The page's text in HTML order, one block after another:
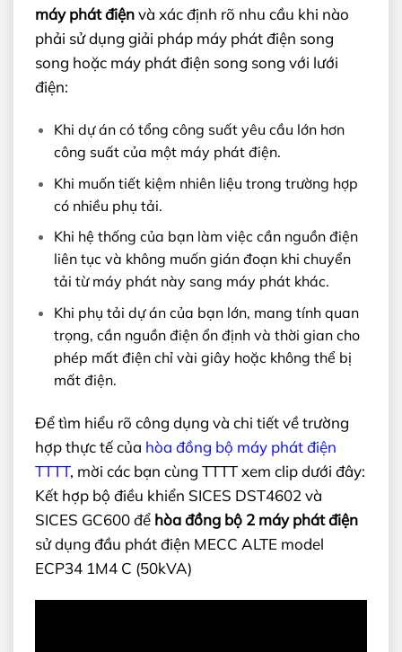
máy phát điệnvà xác định rõ nhu cầu khi nào
phải sử dụng giải pháp máy phát điện song
song hoặc máy phát điện song song với lưới
điện:
Khi dự án có tổng công suất yêu cầu lớn hơn
công suất của một máy phát điện.
Khi muốn tiết kiệm nhiên liệu trong trường hợp
có nhiều phụ tải.
Khi hệ thống của bạn làm việc cần nguồn điện
liên tục và không muốn gián đoạn khi chuyển
tải từ máy phát này sang máy phát khác.
Khi phụ tải dự án của bạn lớn, mang tính quan
trọng, cần nguồn điện ổn định và thời gian cho
phép mất điện chỉ vài giây hoặc không thể bị
mất điện.
Để tìm hiểu rõ công dụng và chi tiết về trường
hợp thực tế của hòa đồng bộ máy phát điện
TTTT, mời các bạn cùng TTTT xem clip dưới đây:
Kết hợp bộ điều khiển SICES DST4602 và
SICES GC600 để hòa đồng bộ 2 máy phát điện
sử dụng đầu phát điện MECC ALTE model
ECP34 1M4 C (50kVA)